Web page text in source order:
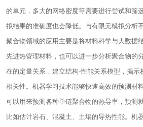
的单元，多大的网络密度等需要进行尝试和筛
拟结果的准确度也会降低。与有限元模拟分析
聚合物领域的应用主要是将材料科学与大数据
先进热管理材料，也可以进一步分析聚合物的
在的定量关系，建立结构-性能关系模型，揭示
相关性。机器学习技术能够快速高效的预测材
可以用来预测各种单链聚合物的热导率，预测
比如估计岩石、混凝土、土壤的导热性能。机